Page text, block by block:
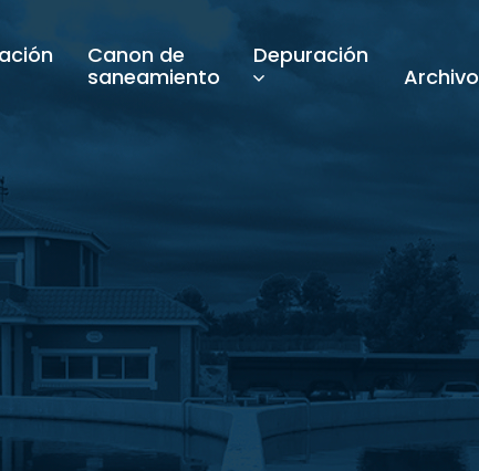
Canon de
saneamiento
Depuración
Archivo